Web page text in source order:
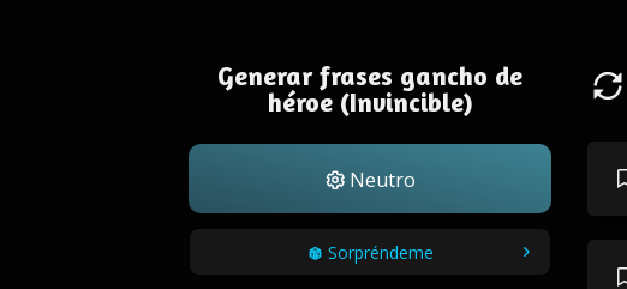
Generar frases gancho de
héroe (Invincible)
Neutro
Sorpréndeme